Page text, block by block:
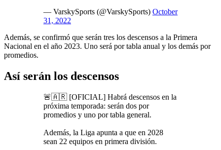
— VarskySports (@VarskySports) October
31, 2022
Además, se confirmó que serán tres los descensos a la Primera
Nacional en el año 2023. Uno será por tabla anual y los demás por
promedios.
Así serán los descensos
🚨🇦🇷 [OFICIAL] Habrá descensos en la
próxima temporada: serán dos por
promedios y uno por tabla general.
Además, la Liga apunta a que en 2028
sean 22 equipos en primera división.